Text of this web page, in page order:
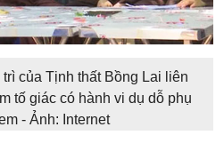
của Tịnh thất Bồng Lai liên
tố giác có hành vi dụ dỗ phụ
- Ảnh: Internet